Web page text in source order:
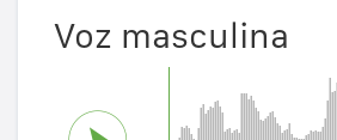
Voz masculina